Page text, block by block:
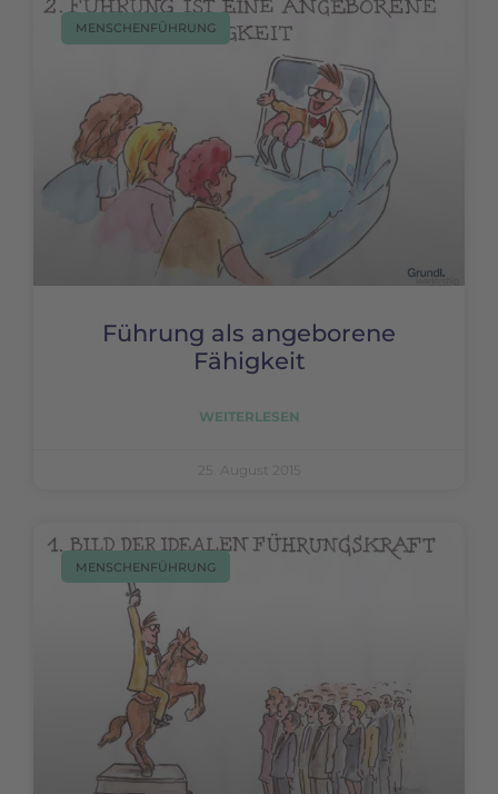
MENSCHENFÜHRUNG
Führung als angeborene
Fähigkeit
WEITERLESEN
25. August 2015
MENSCHENFÜHRUNG